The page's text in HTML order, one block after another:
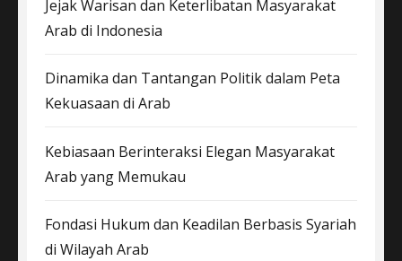
Jejak Warisan dan Keterlibatan Masyarakat
Arab di Indonesia
Dinamika dan Tantangan Politik dalam Peta
Kekuasaan di Arab
Kebiasaan Berinteraksi Elegan Masyarakat
Arab yang Memukau
Fondasi Hukum dan Keadilan Berbasis Syariah
di Wilayah Arab